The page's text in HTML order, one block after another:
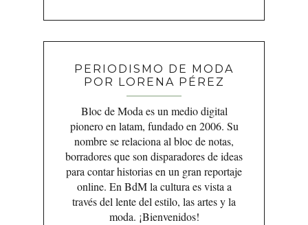
PERIODISMO DE MODA
POR LORENA PÉREZ
Bloc de Moda es un medio digital
pionero en latam, fundado en 2006. Su
nombre se relaciona al bloc de notas,
borradores que son disparadores de ideas
para contar historias en un gran reportaje
online. En BdM la cultura es vista a
través del lente del estilo, las artes y la
moda. ¡Bienvenidos!